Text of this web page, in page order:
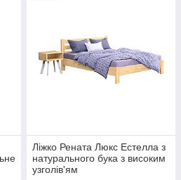
Ліжко Рената Люкс Естелла з
натурального бука з високим
узголів'ям